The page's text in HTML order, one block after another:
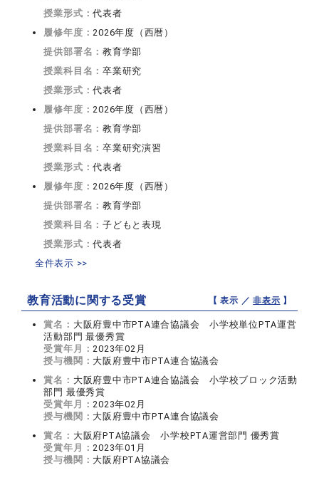
授業形式：代表者
履修年度： 2026年度（西暦）
提供部署名：教育学部
授業科目名：卒業研究
授業形式：代表者
履修年度： 2026年度（西暦）
提供部署名：教育学部
授業科目名：卒業研究演習
授業形式：代表者
履修年度： 2026年度（西暦）
提供部署名：教育学部
授業科目名：子どもと表現
授業形式：代表者
全件表示 >>
教育活動に関する受賞 【 表示 ／非表示 】
賞名： 大阪府豊中市PTA連合協議会 小学校単位PTA運営
活動部門 最優秀賞
受賞年月： 2023年02月
授与機関： 大阪府豊中市PTA連合協議会
賞名： 大阪府豊中市PTA連合協議会 小学校ブロック活動
部門 最優秀賞
受賞年月： 2023年02月
授与機関： 大阪府豊中市PTA連合協議会
賞名： 大阪府PTA協議会 小学校PTA運営部門 優秀賞
受賞年月： 2023年01月
授与機関： 大阪府PTA協議会